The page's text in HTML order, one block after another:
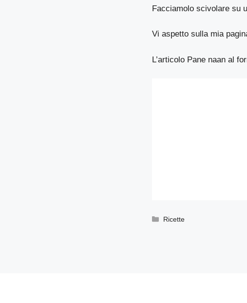
Facciamolo scivolare su
Vi aspetto sulla mia
L’articolo Pane naan al
Categorie
Ricette